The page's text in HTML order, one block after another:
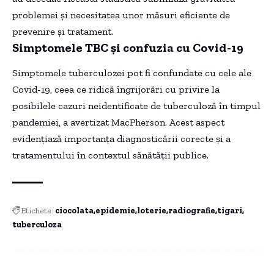
problemei și necesitatea unor măsuri eficiente de
prevenire și tratament.
Simptomele TBC și confuzia cu Covid-19
Simptomele tuberculozei pot fi confundate cu cele ale
Covid-19, ceea ce ridică îngrijorări cu privire la
posibilele cazuri neidentificate de tuberculoză în timpul
pandemiei, a avertizat MacPherson. Acest aspect
evidențiază importanța diagnosticării corecte și a
tratamentului în contextul sănătății publice.
Etichete: ciocolata epidemie loterie radiografie tigari
tuberculoza